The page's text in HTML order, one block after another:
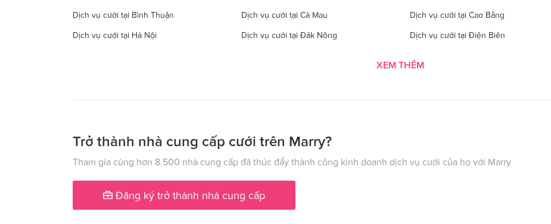
Dịch vụ cưới tại Bình Thuận Dịch vụ cưới tại Cà Mau Dịch vụ cưới tại Cao Bằng
Dịch vụ cưới tại Hà Nội Dịch vụ cưới tại Đăk Nông Dịch vụ cưới tại Điện Biên
Dịch vụ cưới tại Lạng Sơn Dịch vụ cưới tại Lào Cai
Dịch vụ cưới tại Nghệ An Dịch vụ cưới tại Ninh Bình
Dịch vụ cưới tại Quảng Ngãi Dịch vụ cưới tại Hải Phòng
XEM THÊM
Trở thành nhà cung cấp cưới trên Marry?
Tham gia cùng hơn 8.500 nhà cung cấp đã thúc đẩy thành công kinh doanh dịch vụ cưới của họ với Marry
Đăng ký trở thành nhà cung cấp